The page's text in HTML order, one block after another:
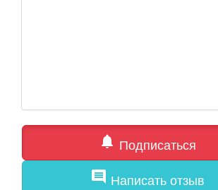
notifications Подписаться
comment Написать отзыв